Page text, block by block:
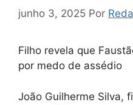
junho 3, 2025 Por
Filho revela que
por medo de assédio
João Guilherme Silva,